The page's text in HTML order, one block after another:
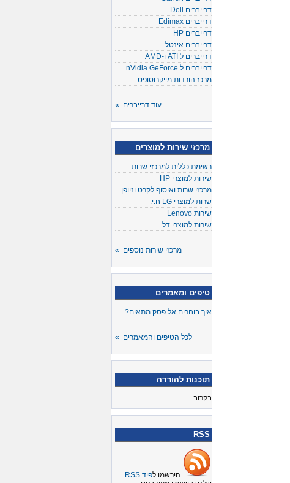
דרייברים Dell
דרייברים Edimax
דרייברים HP
דרייברים אינטל
דרייברים ל ATI ו-AMD
דרייברים ל nVidia GeForce
מרכז הורדות מייקרוסופט
עוד דרייברים »
מרכזי שירות למוצרים
רשימת כללית למרכזי שרות
שירות למוצרי HP
מרכזי שרות ואיסוף לקרט וניופן
שרות למוצרי LG ח.י.
שירות Lenovo
שירות למוצרי דל
מרכזי שירות נוספים »
טיפים ומאמרים
איך בוחרים אל פסק מתאים?
לכל הטיפים והמאמרים »
תוכנות להורדה
בקרוב
RSS
הירשמו לפיד RSS